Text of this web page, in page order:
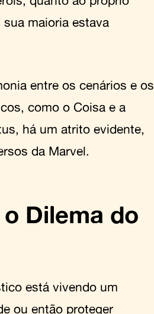
maioria estava
entre os cenários e os
como o Coisa e a
há um atrito evidente,
da Marvel.
Dilema do
está vivendo um
ou então proteger